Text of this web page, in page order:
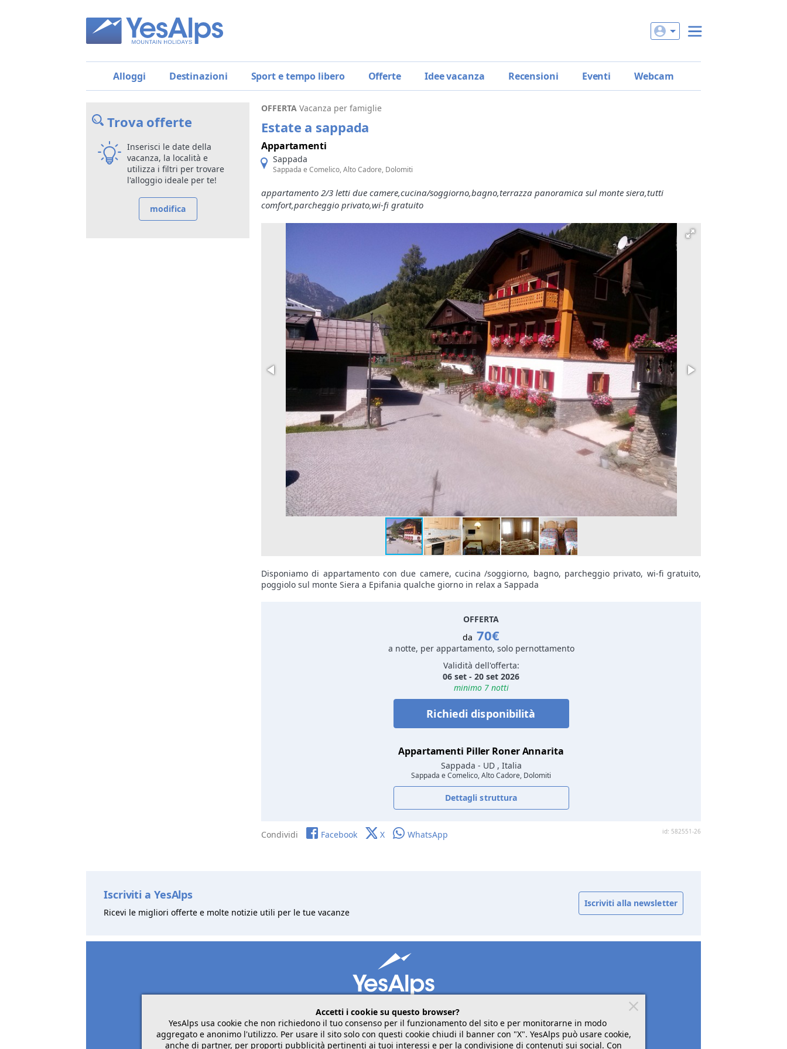
Alloggi Destinazioni Sport e tempo libero Offerte Idee vacanza Recensioni Eventi Webcam
Trova offerte
Inserisci le date della
vacanza, la località e
utilizza i filtri per trovare
l'alloggio ideale per te!
OFFERTA Vacanza per famiglie
Estate a sappada
Appartamenti
Sappada
Sappada e Comelico, Alto Cadore, Dolomiti
appartamento 2/3 letti due camere,cucina/soggiorno,bagno,terrazza panoramica sul monte siera,tutti
comfort,parcheggio privato,wi-fi gratuito
Disponiamo di appartamento con due camere, cucina /soggiorno, bagno, parcheggio privato, wi-fi gratuito,
poggiolo sul monte Siera a Epifania qualche giorno in relax a Sappada
OFFERTA
da70€
a notte, per appartamento, solo pernottamento
Validità dell'offerta:
06 set - 20 set 2026
minimo 7 notti
Richiedi disponibilità
Appartamenti Piller Roner Annarita
Sappada - UD , Italia
Sappada e Comelico, Alto Cadore, Dolomiti
Dettagli struttura
id: 582551-26
Condividi Facebook X WhatsApp
Iscriviti a YesAlps
Ricevi le migliori offerte e molte notizie utili per le tue vacanze
Iscriviti alla newsletter
mobile seguici su condividi
Accetti i cookie su questo browser?
YesAlps usa cookie che non richiedono il tuo consenso per il funzionamento del sito e per monitorarne in modo
aggregato e anonimo l'utilizzo. Per usare il sito solo con questi cookie chiudi il banner con "X". YesAlps può usare cookie,
anche di partner, per proporti pubblicità pertinenti ai tuoi interessi e per la condivisione di contenuti sui social. Con